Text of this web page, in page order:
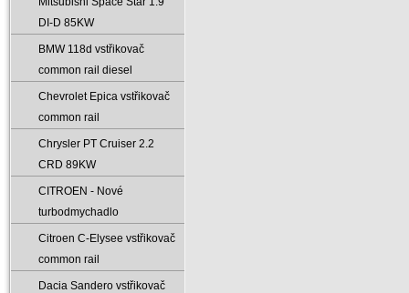
DI-D 85KW
BMW 118d vstřikovač
common rail diesel
Chevrolet Epica vstřikovač
common rail
Chrysler PT Cruiser 2.2
CRD 89KW
CITROEN - Nové
turbodmychadlo
Citroen C-Elysee vstřikovač
common rail
Dacia Sandero vstřikovač